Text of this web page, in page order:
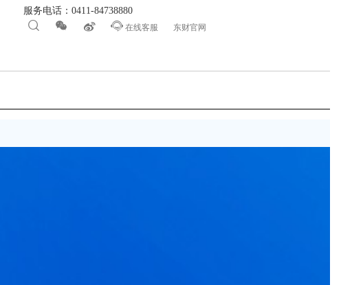
   在线客服 东财官网
服务电话：0411-84738880